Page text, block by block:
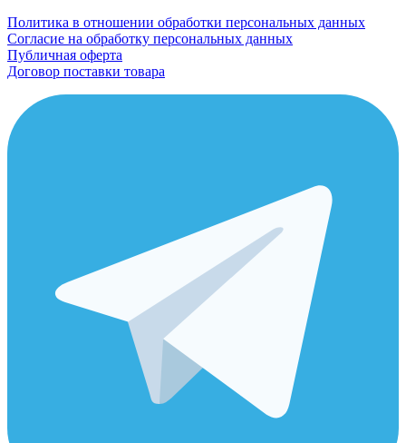
Политика в отношении обработки персональных данных
Согласие на обработку персональных данных
Публичная оферта
Договор поставки товара